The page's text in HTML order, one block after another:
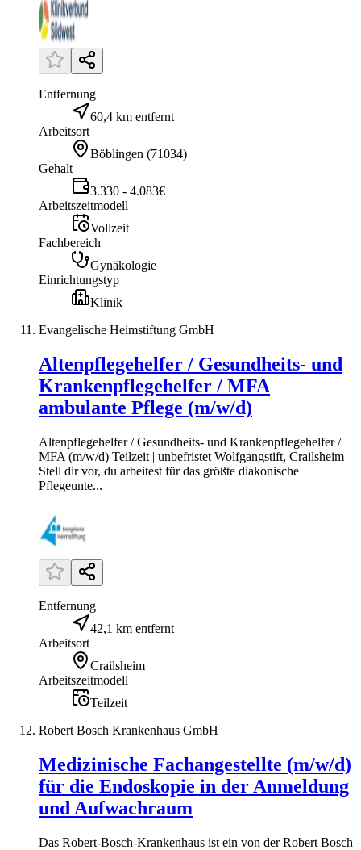
Entfernung
60,4 km entfernt
Arbeitsort
Böblingen (71034)
Gehalt
3.330 - 4.083€
Arbeitszeitmodell
Vollzeit
Fachbereich
Gynäkologie
Einrichtungstyp
Klinik
Evangelische Heimstiftung GmbH
Altenpflegehelfer / Gesundheits- und
Krankenpflegehelfer / MFA
ambulante Pflege (m/w/d)
Altenpflegehelfer / Gesundheits- und Krankenpflegehelfer /
MFA (m/w/d) Teilzeit | unbefristet Wolfgangstift, Crailsheim
Stell dir vor, du arbeitest für das größte diakonische
Pflegeunte...
Entfernung
42,1 km entfernt
Arbeitsort
Crailsheim
Arbeitszeitmodell
Teilzeit
Robert Bosch Krankenhaus GmbH
Medizinische Fachangestellte (m/w/d)
für die Endoskopie in der Anmeldung
und Aufwachraum
Das Robert-Bosch-Krankenhaus ist ein von der Robert Bosch